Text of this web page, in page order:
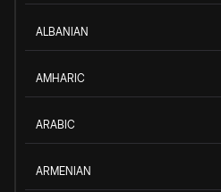
ALBANIAN
AMHARIC
ARABIC
ARMENIAN